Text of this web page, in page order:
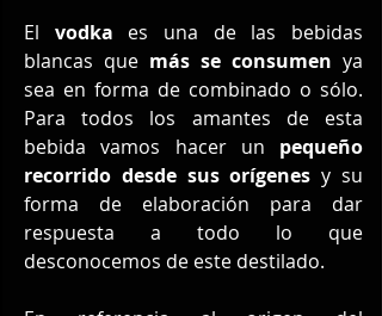
El vodka es una de las bebidas
blancas que más se consumen ya
sea en forma de combinado o sólo.
Para todos los amantes de esta
bebida vamos hacer un pequeño
recorrido desde sus orígenes y su
forma de elaboración para dar
respuesta a todo lo que
desconocemos de este destilado.